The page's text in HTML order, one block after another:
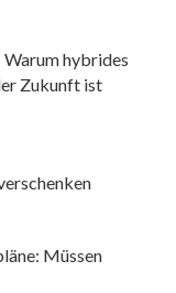
Warum hybrides
Zukunft ist
Müssen